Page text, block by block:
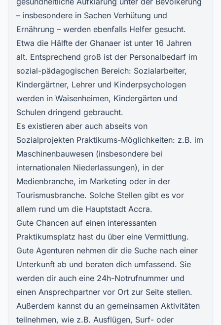
– insbesondere in Sachen Verhütung und
Ernährung – werden ebenfalls Helfer gesucht.
Etwa die Hälfte der Ghanaer ist unter 16 Jahren
alt. Entsprechend groß ist der Personalbedarf im
sozial-pädagogischen Bereich: Sozialarbeiter,
Kindergärtner, Lehrer und Kinderpsychologen
werden in Waisenheimen, Kindergärten und
Schulen dringend gebraucht.
Es existieren aber auch abseits von
Sozialprojekten Praktikums-Möglichkeiten: z.B. im
Maschinenbauwesen (insbesondere bei
internationalen Niederlassungen), in der
Medienbranche, im Marketing oder in der
Tourismusbranche. Solche Stellen gibt es vor
allem rund um die Hauptstadt Accra.
Gute Chancen auf einen interessanten
Praktikumsplatz hast du über eine Vermittlung.
Gute Agenturen nehmen dir die Suche nach einer
Unterkunft ab und beraten dich umfassend. Sie
werden dir auch eine 24h-Notrufnummer und
einen Ansprechpartner vor Ort zur Seite stellen.
Außerdem kannst du an gemeinsamen Aktivitäten
teilnehmen, wie z.B. Ausflügen, Surf- oder